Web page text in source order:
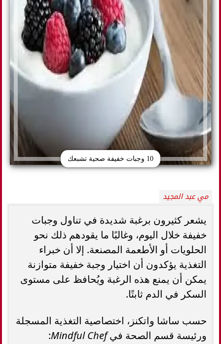
10 وجبات خفيفة صحية تشبعك
مي عبد المجيد
يشعر كثيرون برغبة شديدة في تناول وجبات
خفيفة خلال اليوم، وغالبًا ما يقودهم ذلك نحو
الحلويات أو الأطعمة المصنعة. إلا أن خبراء
التغذية يؤكدون أن اختيار وجبة خفيفة متوازنة
يمكن أن يمنع هذه الرغبة ويُحافظ على مستوى
السكر في الدم ثابتًا.
حسب ساشا واتكنز، اختصاصية التغذية المسجلة
ورئيسة قسم الصحة فيMindful Chef
: